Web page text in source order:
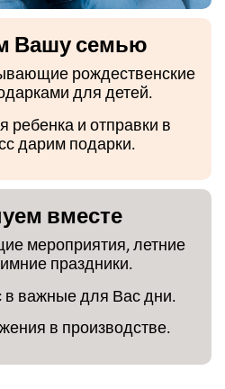
Вашу семью
рождественские
для детей.
ребенка и отправки в
дарим подарки.
вместе
мероприятия, летние
праздники.
важные для Вас дни.
в производстве.